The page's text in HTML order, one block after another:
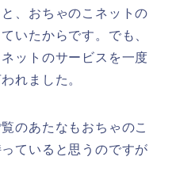
、おちゃのこネットの
いたからです。でも、
ットのサービスを一度
れました。
のあたなもおちゃのこ
ていると思うのですが